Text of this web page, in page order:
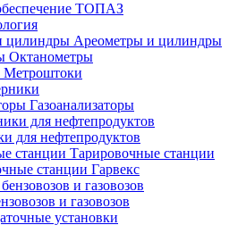
ТОПАЗ
Ареометры и цилиндры
Октанометры
Метроштоки
Газоанализаторы
для нефтепродуктов
Тарировочные станции
станции Гарвекс
и газовозов